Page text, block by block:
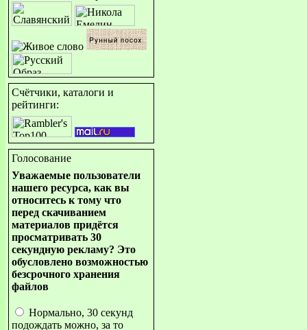
Счётчики, каталоги и
рейтинги:
Голосование
Уважаемые пользователи
нашего ресурса, как вы
относитесь к тому что
перед скачиванием
материалов придётся
просматривать 30
секундную рекламу? Это
обусловлено возможностью
безсрочного хранения
файлов
Нормально, 30 секунд
подождать можно, за то